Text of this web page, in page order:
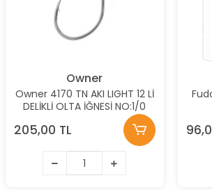
Owner
Owner 4170 TN AKI LIGHT 12 Lİ
DELİKLİ OLTA İĞNESİ NO:1/0
205,00 TL